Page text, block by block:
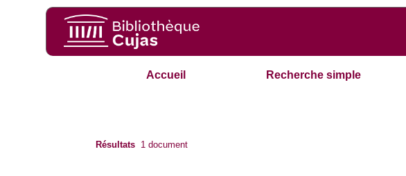
Accueil Recherche simple
Résultats 1 document